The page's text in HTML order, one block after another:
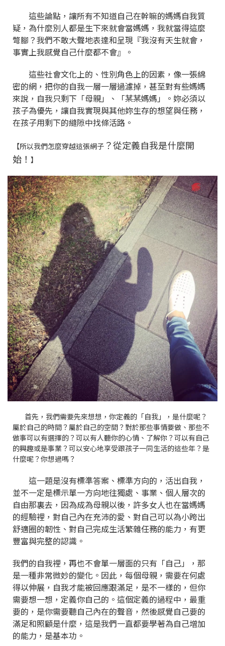
這些論點，讓所有不知道自己在幹嘛的媽媽自我質
疑，為什麼別人都是生下來就會當媽媽，我就當得這麼
彆腳？我們不敢大聲地表達和呈現『我沒有天生就會，
事實上我感覺自己什麼都不會』。
這些社會文化上的、性別角色上的因素，像一張綿
密的網，把你的自我一層一層過濾掉，甚至對有些媽媽
來說，自我只剩下「母親」、「某某媽媽」。妳必須以
孩子為優先，讓自我實現與其他妳生存的想望與任務，
在孩子用剩下的縫隙中找條活路。
【所以我們怎麼穿越這張網子 ？從定義自我是什麼開
始！ 】
首先，我們需要先來想想，你定義的「自我」，是什麼呢？
屬於自己的時間？屬於自己的空間？對於那些事情要做、那些不
做事可以有選擇的？可以有人聽你的心情、了解你？可以有自己
的興趣或是事業？可以安心地享受跟孩子一同生活的這些年？是
什麼呢？你想過嗎？
這一題是沒有標準答案、標準方向的，活出自我，
並不一定是標示單一方向地往獨處、事業、個人層次的
自由那裏去，因為成為母親以後，許多女人也在當媽媽
的經驗裡，對自己內在充沛的愛、對自己可以為小跨出
舒適圈的韌性、對自己完成生活繁雜任務的能力，有更
豐富與完整的認識。
我們的自我裡，再也不會單一層面的只有「自己」，那
是一種非常微妙的變化。因此，每個母親，需要在何處
得以伸展，自我才能被回應跟滿足，是不一樣的，但你
需要想一想，定義你自己的。這個定義的過程中，最重
要的，是你需要聽自己內在的聲音，然後感覺自己要的
滿足和照顧是什麼，這是我們一直都要學著為自己增加
的能力，是基本功。